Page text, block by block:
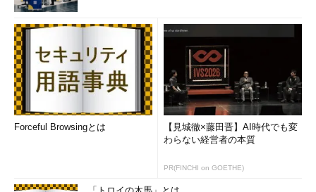
Forceful Browsingとは
【見城徹×藤田晋】AI時代でも変
わらない経営者の本質
PR(FINCHI on GOETHE)